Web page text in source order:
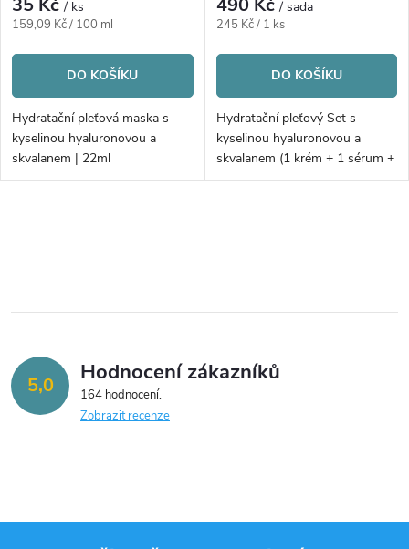
35 Kč/ ks
Měrná
159,09 Kč / 100 ml
DO KOŠÍKU
Hydratační pleťová maska s
kyselinou hyaluronovou a
skvalanem | 22ml
490 Kč/ sada
Měrná
245 Kč / 1 ks
DO KOŠÍKU
Hydratační pleťový Set s
kyselinou hyaluronovou a
skvalanem (1 krém + 1 sérum +
3ks masek zdarma)
l
d
a
p
5,0 Hodnocení zákazníků
164 hodnocení
Zobrazit recenze